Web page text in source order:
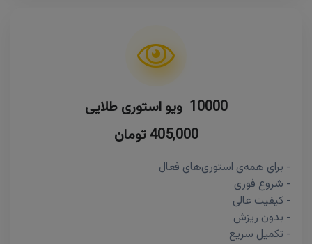
10000 ویو استوری طلایی
405,000 تومان
- برای همه‌ی استوری‌های فعال
- شروع فوری
- کیفیت عالی
- بدون ریزش
- تکمیل سریع